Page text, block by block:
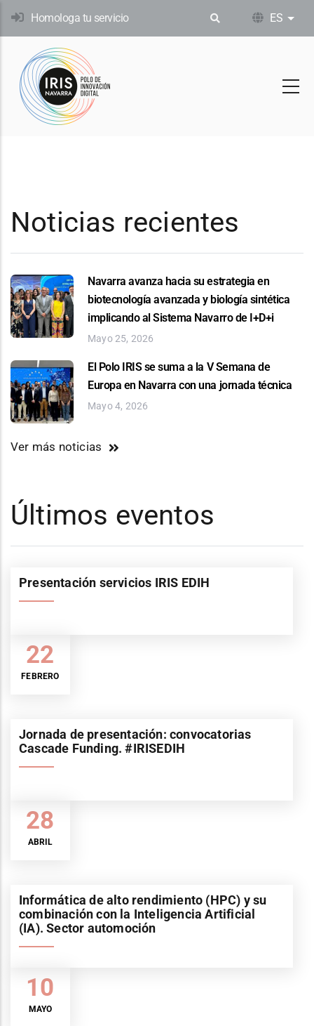
Pasar
contenido
principal
Homologa tu servicio ES
Noticias recientes
Navarra avanza hacia su estrategia en
biotecnología avanzada y biología sintética
implicando al Sistema Navarro de I+D+i
Mayo 25, 2026
El Polo IRIS se suma a la V Semana de
Europa en Navarra con una jornada técnica
Mayo 4, 2026
Ver más noticias
Últimos eventos
22
FEBRERO
Presentación servicios IRIS EDIH
28
ABRIL
Jornada de presentación: convocatorias
Cascade Funding. #IRISEDIH
10
MAYO
Informática de alto rendimiento (HPC) y su
combinación con la Inteligencia Artificial
(IA). Sector automoción